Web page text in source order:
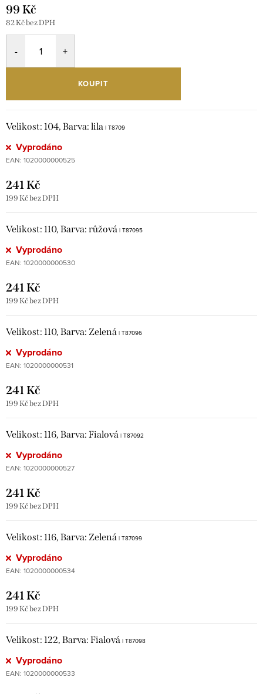
99 Kč
82 Kč bez DPH
KOUPIT
Velikost: 104, Barva: lila | T8709
Vyprodáno
EAN: 1020000000525
241 Kč
199 Kč bez DPH
Velikost: 110, Barva: růžová | T87095
Vyprodáno
EAN: 1020000000530
241 Kč
199 Kč bez DPH
Velikost: 110, Barva: Zelená | T87096
Vyprodáno
EAN: 1020000000531
241 Kč
199 Kč bez DPH
Velikost: 116, Barva: Fialová | T87092
Vyprodáno
EAN: 1020000000527
241 Kč
199 Kč bez DPH
Velikost: 116, Barva: Zelená | T87099
Vyprodáno
EAN: 1020000000534
241 Kč
199 Kč bez DPH
Velikost: 122, Barva: Fialová | T87098
Vyprodáno
EAN: 1020000000533